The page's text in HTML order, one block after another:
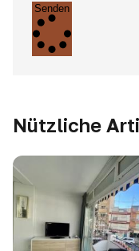
Senden
Nützliche